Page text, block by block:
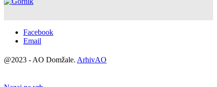
Facebook
Email
@2023 - AO Domžale. ArhivAO